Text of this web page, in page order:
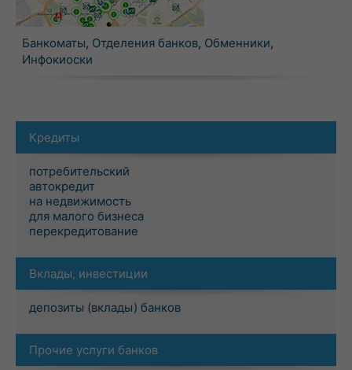
Банкоматы, Отделения банков, Обменники,
Инфокиоски
Кредиты
потребительский
автокредит
на недвижимость
для малого бизнеса
перекредитование
Вклады, инвестиции
депозиты (вклады) банков
Прочие услуги банков